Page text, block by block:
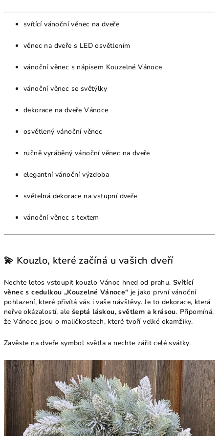
svítící vánoční věnec na dveře
věnec na dveře s LED osvětlením
vánoční věnec s nápisem Kouzelné Vánoce
vánoční věnec se světýlky
dekorace na dveře Vánoce
osvětlený vánoční věnec
ručně vyráběný vánoční věnec na dveře
elegantní vánoční výzdoba
světelná dekorace na vstupní dveře
vánoční věnec s textem
💫 Kouzlo, které začíná u vašich dveří
Nechte letos vstoupit kouzlo Vánoc hned od prahu. Svítící
věnec s cedulkou „Kouzelné Vánoce“ je jako první vánoční
pohlazení, které přivítá vás i vaše návštěvy. Je to dekorace, která
neřve okázalostí, ale šeptá láskou, světlem a krásou. Připomíná,
že Vánoce jsou o maličkostech, které tvoří velké okamžiky.
Zavěste na dveře symbol světla a nechte zářit celé svátky.